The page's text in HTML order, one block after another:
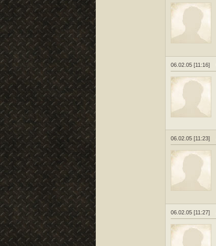
06.02.05 [11:16]
06.02.05 [11:23]
06.02.05 [11:27]